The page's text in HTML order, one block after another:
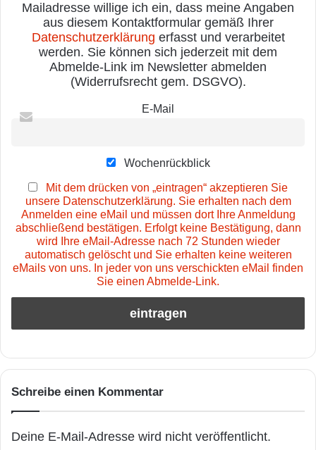
Mailadresse willige ich ein, dass meine Angaben
aus diesem Kontaktformular gemäß Ihrer
Datenschutzerklärung erfasst und verarbeitet
werden. Sie können sich jederzeit mit dem
Abmelde-Link im Newsletter abmelden
(Widerrufsrecht gem. DSGVO).
E-Mail
Wochenrückblick
Mit dem drücken von „eintragen“ akzeptieren Sie
unsere Datenschutzerklärung. Sie erhalten nach dem
Anmelden eine eMail und müssen dort Ihre Anmeldung
abschließend bestätigen. Erfolgt keine Bestätigung, dann
wird Ihre eMail-Adresse nach 72 Stunden wieder
automatisch gelöscht und Sie erhalten keine weiteren
eMails von uns. In jeder von uns verschickten eMail finden
Sie einen Abmelde-Link.
Schreibe einen Kommentar
Deine E-Mail-Adresse wird nicht veröffentlicht.